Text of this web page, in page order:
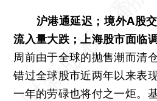
沪港通延迟；境外A股
流入量大跌；上海股市面临
周前由于全球的抛售潮而清
错过全球股市近两年以来表
一年的劳碌也将付之一炬。